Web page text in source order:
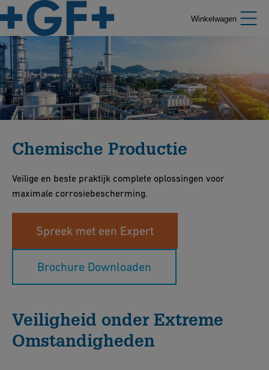
Winkelwagen
Chemische Productie
Veilige en beste praktijk complete oplossingen voor
maximale corrosiebescherming.
Spreek met een Expert
Brochure Downloaden
Veiligheid onder Extreme
Omstandigheden